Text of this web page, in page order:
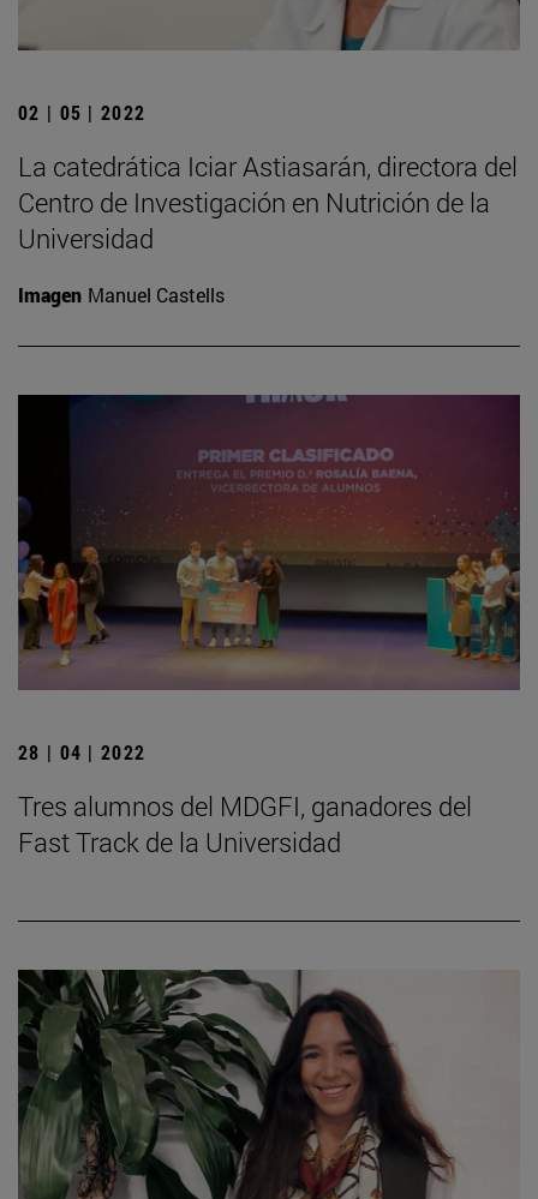
02 | 05 | 2022
La catedrática Iciar Astiasarán, directora del
Centro de Investigación en Nutrición de la
Universidad
Imagen Manuel Castells
28 | 04 | 2022
Tres alumnos del MDGFI, ganadores del
Fast Track de la Universidad